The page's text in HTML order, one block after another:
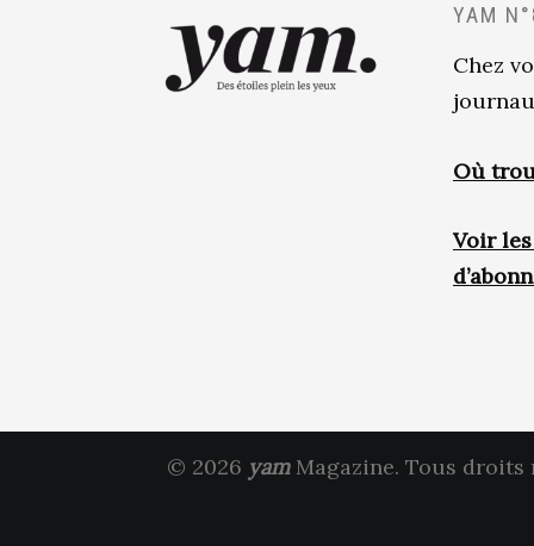
YAM
Chez
Où
Voir
© 2026 yamMagazine. Tous droits